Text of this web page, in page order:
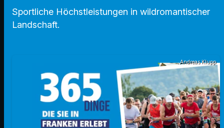
Sportliche Höchstleistungen in wildromantischer
Landschaft.
Andreas Klupp